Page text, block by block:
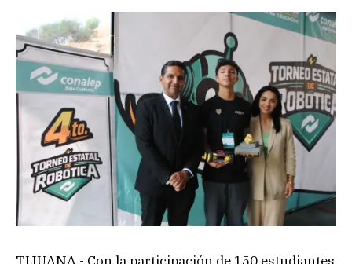
TIJUANA.- Con la participación de 150 estudiantes